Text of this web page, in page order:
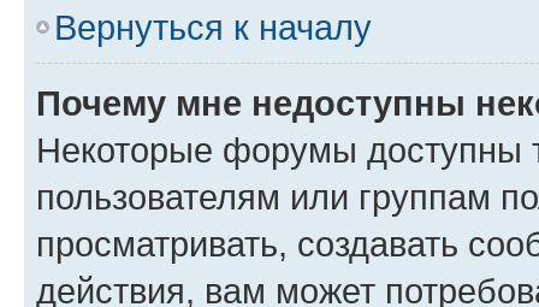
Вернуться к началу
Почему мне недоступны
Некоторые форумы доступны
пользователям или группам
просматривать, создавать
действия, вам может